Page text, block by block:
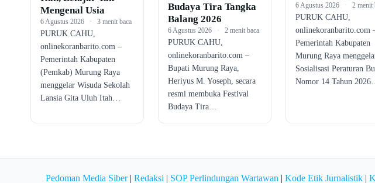
Mengenal Usia
6 Agustus 2026 · 3 menit baca
PURUK CAHU,
onlinekoranbarito.com –
Pemerintah Kabupaten
(Pemkab) Murung Raya
menggelar Wisuda Sekolah
Lansia Gita Uluh Itah…
Budaya Tira Tangka
Balang 2026
6 Agustus 2026 · 2 menit baca
PURUK CAHU,
onlinekoranbarito.com –
Bupati Murung Raya,
Heriyus M. Yoseph, secara
resmi membuka Festival
Budaya Tira…
6 Agustus 2026 · 2 menit
PURUK CAHU,
onlinekoranbarito.com
Pemerintah Kabupaten
Murung Raya
Sosialisasi Peraturan
Nomor 14 Tahun 2026…
Pedoman Media Siber| Redaksi | SOP Perlindungan Wartawan | Kode Etik Jurnalistik |